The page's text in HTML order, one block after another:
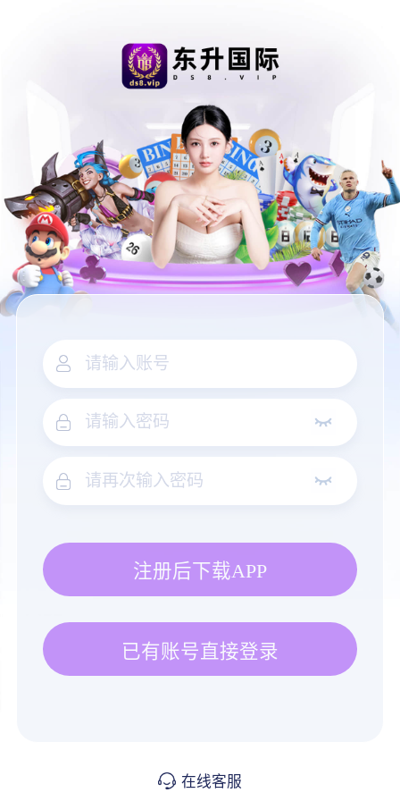
注册后下载APP
已有账号直接登录
在线客服